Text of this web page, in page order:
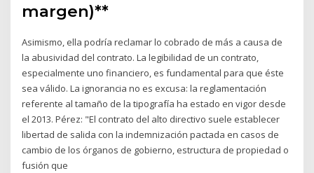
margen)**
Asimismo, ella podría reclamar lo cobrado de más a causa de
la abusividad del contrato. La legibilidad de un contrato,
especialmente uno financiero, es fundamental para que éste
sea válido. La ignorancia no es excusa: la reglamentación
referente al tamaño de la tipografía ha estado en vigor desde
el 2013. Pérez: "El contrato del alto directivo suele establecer
libertad de salida con la indemnización pactada en casos de
cambio de los órganos de gobierno, estructura de propiedad o
fusión que